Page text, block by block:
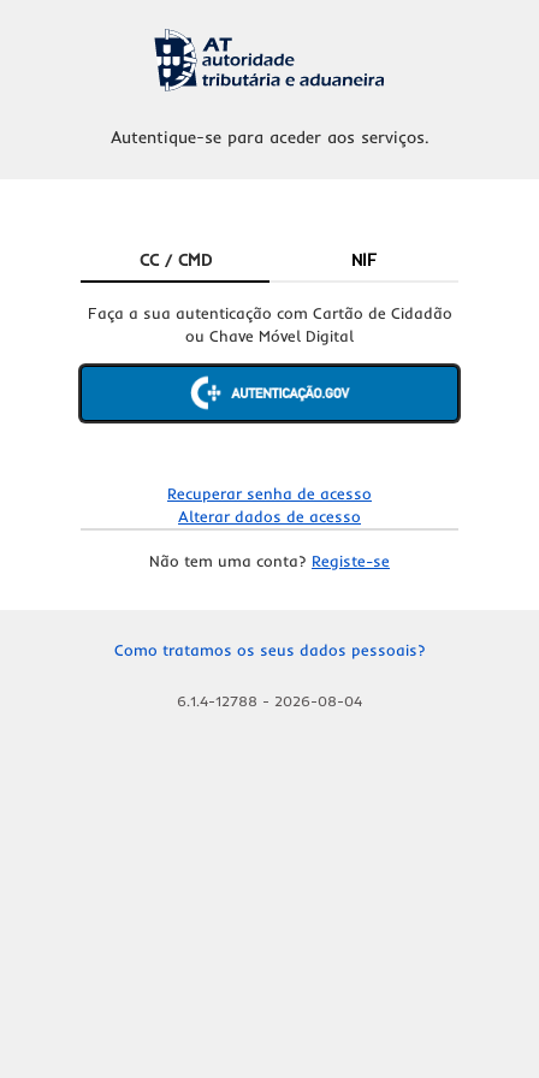
Autentique-se para aceder aos serviços.
CC / CMD NIF
Faça a sua autenticação com Cartão de Cidadão
ou Chave Móvel Digital
Recuperar senha de acesso
Alterar dados de acesso
Não tem uma conta? Registe-se
Como tratamos os seus dados pessoais?
6.1.4-12788 - 2026-08-04